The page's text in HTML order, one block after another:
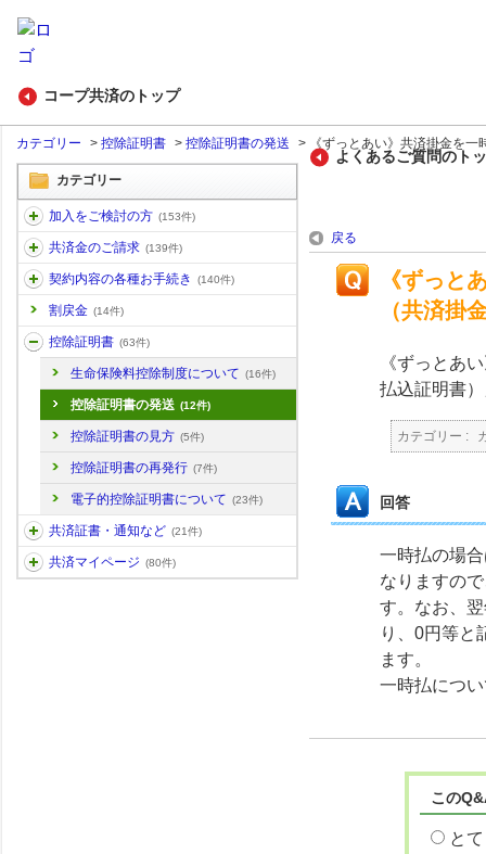
コープ共済のトップ
カテゴリー > 控除証明書 > 控除証明書の発送 > 《ずっとあい》共済掛金を一
カテゴリー
加入をご検討の方 (153件)
共済金のご請求 (139件)
契約内容の各種お手続き (140件)
割戻金 (14件)
控除証明書 (63件)
生命保険料控除制度について (16件)
控除証明書の発送 (12件)
控除証明書の見方 (5件)
控除証明書の再発行 (7件)
電子的控除証明書について (23件)
共済証書・通知など (21件)
共済マイページ (80件)
よくあるご質問のト
戻る
《ずっと
（共済掛
《ずっとあ
払込証明書
カテゴリー :
回答
一時払の場
なりますの
す。なお、
り、0円等と
ます。
一時払につ
この
と